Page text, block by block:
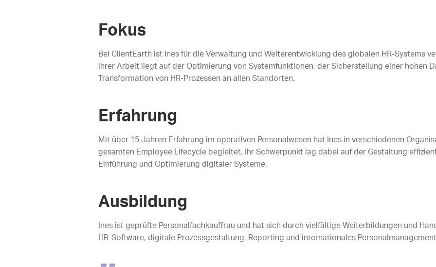
Fokus
Bei ClientEarth ist Ines für die Verwaltung und Weiterentwicklung des globalen HR-Systems
ihrer Arbeit liegt auf der Optimierung von Systemfunktionen, der Sicherstellung einer hohen
Transformation von HR-Prozessen an allen Standorten.
Erfahrung
Mit über 15 Jahren Erfahrung im operativen Personalwesen hat Ines in verschiedenen
gesamten Employee Lifecycle begleitet. Ihr Schwerpunkt lag dabei auf der Gestaltung
Einführung und Optimierung digitaler Systeme.
Ausbildung
Ines ist geprüfte Personalfachkauffrau und hat sich durch vielfältige Weiterbildungen und
HR-Software, digitale Prozessgestaltung, Reporting und internationales